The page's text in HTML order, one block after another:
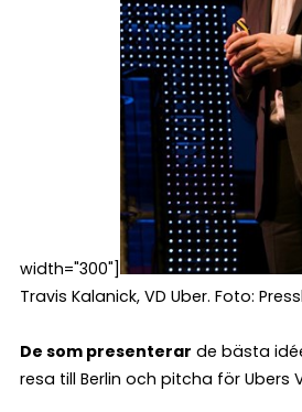
width="300"]
Travis Kalanick, VD Uber. Foto:
De som presenterar de bästa
resa till Berlin och pitcha för Ubers